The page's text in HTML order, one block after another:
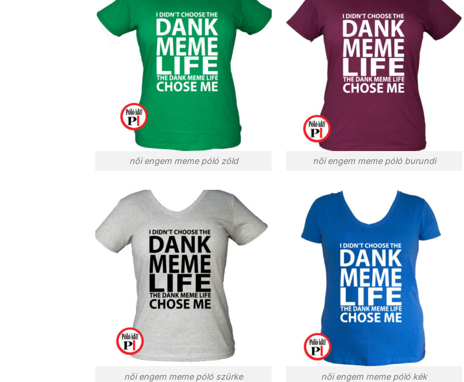
női engem meme póló zöld női engem meme póló burundi
női engem meme póló szürke női engem meme póló kék